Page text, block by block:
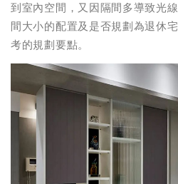
到室內空間，又因隔間多導致光
間大小的配置及是否規劃為退休
考的規劃要點。